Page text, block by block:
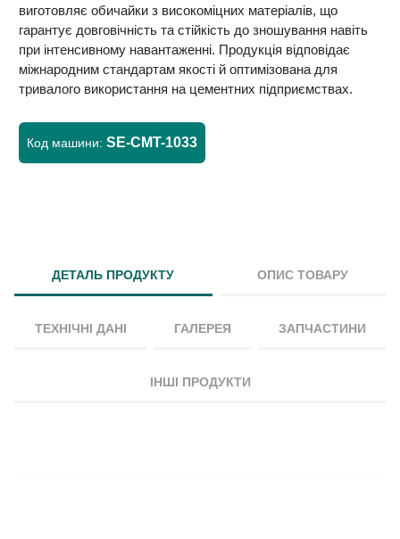
виготовляє обичайки з високоміцних матеріалів, що
гарантує довговічність та стійкість до зношування навіть
при інтенсивному навантаженні. Продукція відповідає
міжнародним стандартам якості й оптимізована для
тривалого використання на цементних підприємствах.
Код машини: SE-CMT-1033
ДЕТАЛЬ ПРОДУКТУ ОПИС ТОВАРУ
ТЕХНІЧНІ ДАНІ ГАЛЕРЕЯ ЗАПЧАСТИНИ
ІНШІ ПРОДУКТИ